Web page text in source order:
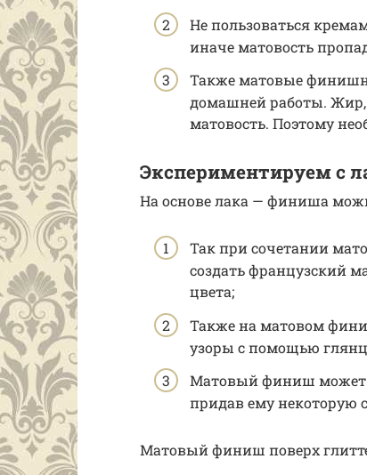
Не пользоваться
иначе матовость
Также матовые
домашней работы. Жир,
матовость. Поэтому
Экспериментируем с
На основе лака — финиша
Так при сочетании
создать французский
цвета;
Также на матовом
узоры с помощью
Матовый финиш может
придав ему некоторую
Матовый финиш поверх